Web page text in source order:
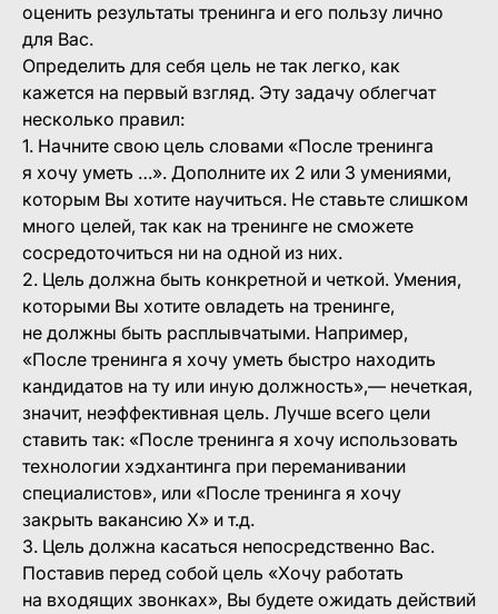
оценить результаты тренинга и его пользу лично
для Вас.
Определить для себя цель не так легко, как
кажется на первый взгляд. Эту задачу облегчат
несколько правил:
1. Начните свою цель словами «После тренинга
я хочу уметь …». Дополните их 2 или 3 умениями,
которым Вы хотите научиться. Не ставьте слишком
много целей, так как на тренинге не сможете
сосредоточиться ни на одной из них.
2. Цель должна быть конкретной и четкой. Умения,
которыми Вы хотите овладеть на тренинге,
не должны быть расплывчатыми. Например,
«После тренинга я хочу уметь быстро находить
кандидатов на ту или иную должность»,— нечеткая,
значит, неэффективная цель. Лучше всего цели
ставить так: «После тренинга я хочу использовать
технологии хэдхантинга при переманивании
специалистов», или «После тренинга я хочу
закрыть вакансию Х» и т.д.
3. Цель должна касаться непосредственно Вас.
Поставив перед собой цель «Хочу работать
на входящих звонках», Вы будете ожидать действий